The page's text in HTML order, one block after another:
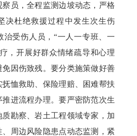
员，全程监测边坡动态，严格
决杜绝救援过程中发生次生伤
受伤人员， “一人一专班、一
，开展好群众情绪疏导和心理
因伤致残。要分类施策做好善
抚恤救助、保险理赔、困难帮扶
进流程办理。要严密防范次生
勘察、岩土工程领域专家，加
周边风险隐患点动态监测，紧